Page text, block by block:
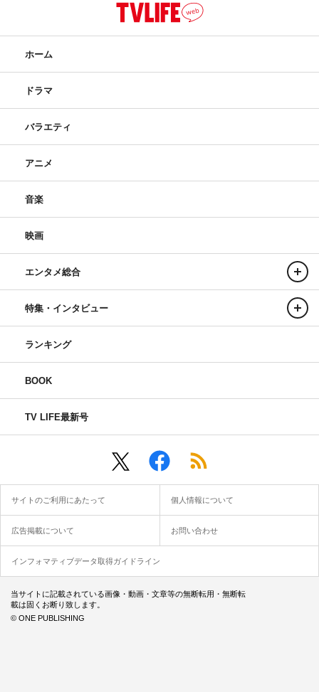
ホーム
ドラマ
バラエティ
アニメ
音楽
映画
エンタメ総合
特集・インタビュー
ランキング
BOOK
TV LIFE最新号
サイトのご利用にあたって 個人情報について
広告掲載について お問い合わせ
インフォマティブデータ取得ガイドライン
当サイトに記載されている画像・動画・文章等の無断転用・無断転
載は固くお断り致します。
© ONE PUBLISHING